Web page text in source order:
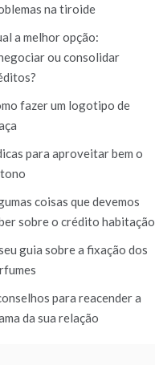
na tiroide
a melhor opção:
ou consolidar
fazer um logotipo de
para aproveitar bem o
coisas que devemos
sobre o crédito habitação
guia sobre a fixação dos
para reacender a
da sua relação